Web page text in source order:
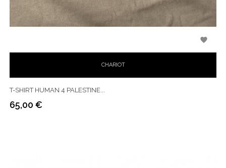
CHARIOT

T-SHIRT HUMAN 4 PALESTINE...
Prix
65,00 €